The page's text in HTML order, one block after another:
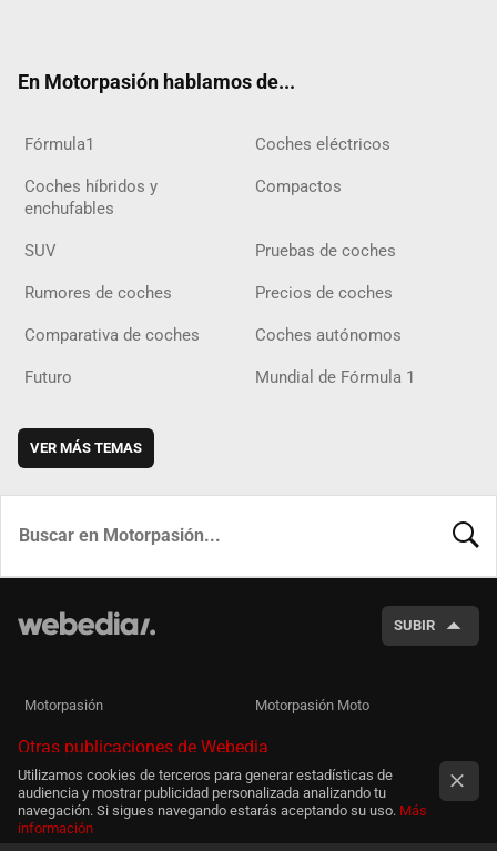
En Motorpasión hablamos de...
Fórmula1 Coches eléctricos
Coches híbridos y
enchufables
Compactos
SUV Pruebas de coches
Rumores de coches Precios de coches
Comparativa de coches Coches autónomos
Futuro Mundial de Fórmula 1
VER MÁS TEMAS
SUBIR
Motorpasión Motorpasión Moto
Otras publicaciones de Webedia
Utilizamos cookies de terceros para generar estadísticas de
audiencia y mostrar publicidad personalizada analizando tu
navegación. Si sigues navegando estarás aceptando su uso. Más
información